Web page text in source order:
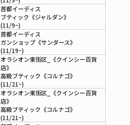
首都イーディス
ブティック《ジャルダン》
(11/9~)
首都イーディス
ガンショップ《サンダース》
(11/19~)
オラシオン東街区_《クインシー百貨
店》
高級ブティック《コルナゴ》
(11/21~)
オラシオン東街区_《クインシー百貨
店》
高級ブティック《コルナゴ》
(11/21~)